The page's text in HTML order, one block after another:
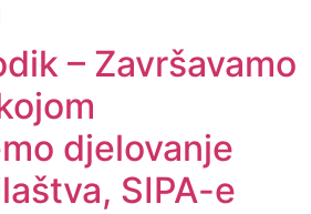
– Završavamo
djelovanje
SIPA-e